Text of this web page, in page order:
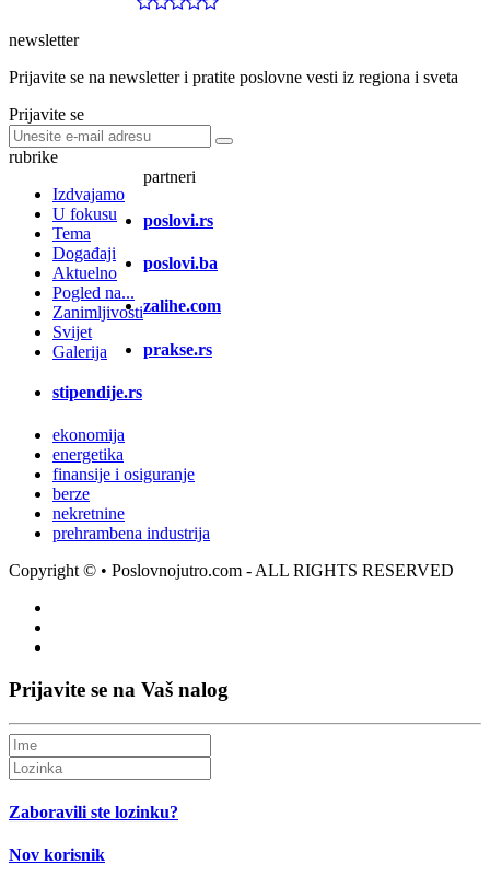
newsletter
Prijavite se na newsletter i pratite poslovne vesti iz regiona i sveta
Prijavite se
rubrike
Izdvajamo
U fokusu
Tema
Događaji
Aktuelno
Pogled na...
Zanimljivosti
Svijet
Galerija
partneri
poslovi.rs
poslovi.ba
zalihe.com
prakse.rs
stipendije.rs
ekonomija
energetika
finansije i osiguranje
berze
nekretnine
prehrambena industrija
Copyright © • Poslovnojutro.com - ALL RIGHTS RESERVED
Prijavite se na Vaš nalog
Zaboravili ste lozinku?
Nov korisnik